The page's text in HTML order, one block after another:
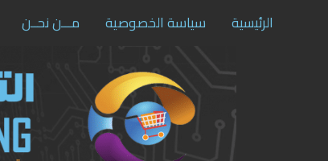
الرئيسية سياسة الخصوصية مـــن نحــن